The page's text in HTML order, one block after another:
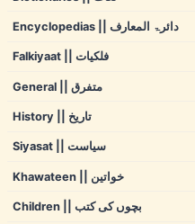
Encyclopedias || دائرۃ المعارف
Falkiyaat || فلکیات
General || متفرق
History || تاریخ
Siyasat || سیاست
Khawateen || خواتین
Children || بچوں کی کتب